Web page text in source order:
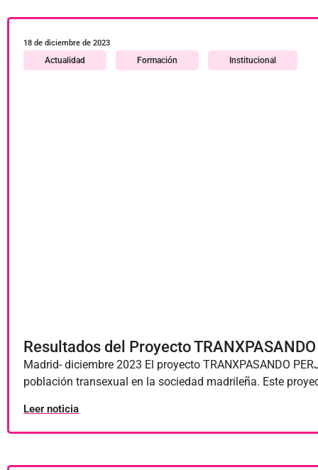
18 de diciembre de 2023
Actualidad Formación Institucional
Resultados del Proyecto
Madrid- diciembre 2023 El proyecto TRANXPASANDO
población transexual en la sociedad madrileña. Este
Leer noticia